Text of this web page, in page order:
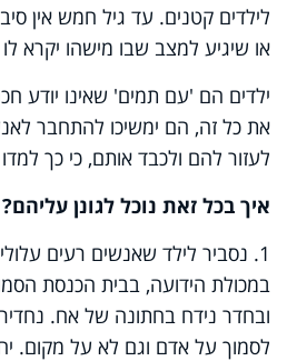
לילדים קטנים. עד גיל חמש אין
או שיגיע למצב שבו מישהו יקרא
ילדים הם 'עם תמים' שאינו יודע
את כל זה, הם ימשיכו להתחבר
לעזור להם ולכבד אותם, כי כך
איך בכל זאת נוכל לגונן עליהם?
1. נסביר לילד שאנשים רעים
במכולת הידועה, בבית הכנסת
ובחדר נידח בחתונה של אח.
לסמוך על אדם וגם לא על מקום.